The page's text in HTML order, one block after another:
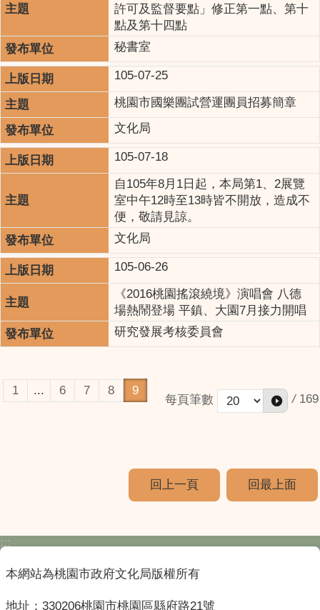
許可及監督要點」修正第一點、第十
點及第十四點
秘書室
105-07-25
桃園市國樂團試營運團員招募簡章
文化局
105-07-18
自105年8月1日起，本局第1、2展覽
室中午12時至13時皆不開放，造成不
便，敬請見諒。
文化局
105-06-26
《2016桃園搖滾繞境》演唱會 八德
場熱鬧登場 平鎮、大園7月接力開唱
研究發展考核委員會
1 ... 6 7 8 9
每頁筆數 / 169
回上一頁 回最上面
:::
本網站為桃園市政府文化局版權所有
地址：330206桃園市桃園區縣府路21號